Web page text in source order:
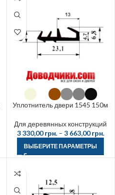
Уплотнитель двери 1545 150м
Для деревянных конструкций
3 330,00грн. – 3 663,00грн.
ВЫБЕРИТЕ ПАРАМЕТРЫ